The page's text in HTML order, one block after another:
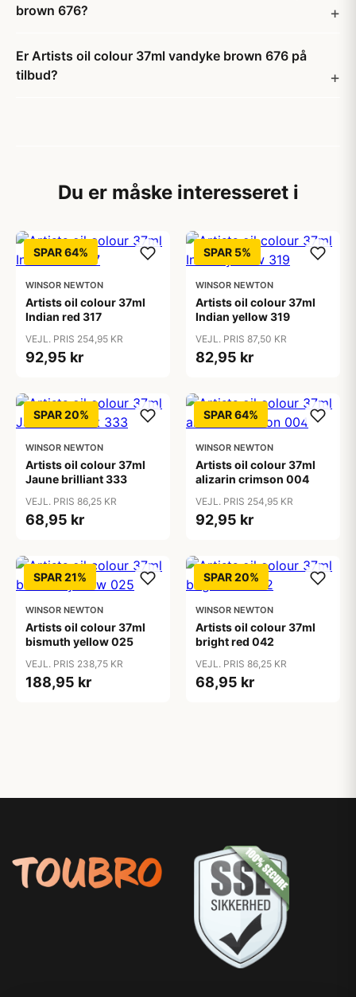
brown 676?
Er Artists oil colour 37ml vandyke brown 676 på
tilbud?
Du er måske interesseret i
SPAR 64%
WINSOR NEWTON
Artists oil colour 37ml
Indian red 317
VEJL. PRIS 254,95 KR
92,95 kr
SPAR 5%
WINSOR NEWTON
Artists oil colour 37ml
Indian yellow 319
VEJL. PRIS 87,50 KR
82,95 kr
SPAR 20%
WINSOR NEWTON
Artists oil colour 37ml
Jaune brilliant 333
VEJL. PRIS 86,25 KR
68,95 kr
SPAR 64%
WINSOR NEWTON
Artists oil colour 37ml
alizarin crimson 004
VEJL. PRIS 254,95 KR
92,95 kr
SPAR 21%
WINSOR NEWTON
Artists oil colour 37ml
bismuth yellow 025
VEJL. PRIS 238,75 KR
188,95 kr
SPAR 20%
WINSOR NEWTON
Artists oil colour 37ml
bright red 042
VEJL. PRIS 86,25 KR
68,95 kr